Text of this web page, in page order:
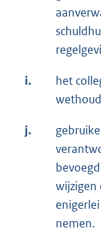
i.
het
j.
wijzigen
nemen.